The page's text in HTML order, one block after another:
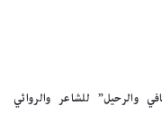
والرحيل” للشاعر والروائي